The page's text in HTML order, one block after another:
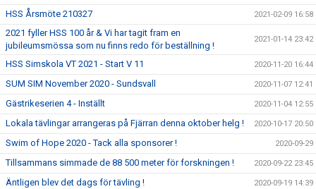
HSS Årsmöte 210327 2021-02-09 16:58
2021 fyller HSS 100 år & Vi har tagit fram en
jubileumsmössa som nu finns redo för beställning !
2021-01-14 23:42
HSS Simskola VT 2021 - Start V 11 2020-11-20 16:44
SUM SIM November 2020 - Sundsvall 2020-11-07 12:41
Gästrikeserien 4 - Inställt 2020-11-04 12:55
Lokala tävlingar arrangeras på Fjärran denna oktober helg ! 2020-10-17 20:50
Swim of Hope 2020 - Tack alla sponsorer ! 2020-09-29
Tillsammans simmade de 88 500 meter för forskningen ! 2020-09-22 23:45
Äntligen blev det dags för tävling ! 2020-09-19 14:39